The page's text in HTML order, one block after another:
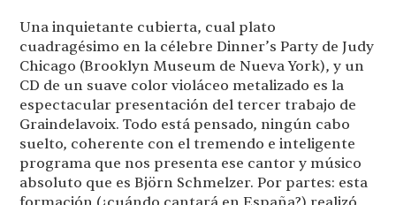
Una inquietante cubierta, cual plato
cuadragésimo en la célebre Dinner’s Party de Judy
Chicago (Brooklyn Museum de Nueva York), y un
CD de un suave color violáceo metalizado es la
espectacular presentación del tercer trabajo de
Graindelavoix. Todo está pensado, ningún cabo
suelto, coherente con el tremendo e inteligente
programa que nos presenta ese cantor y músico
absoluto que es Björn Schmelzer. Por partes: esta